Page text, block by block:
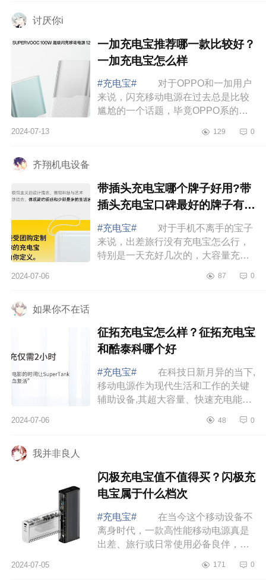
讨厌你i
一加充电宝推荐哪一款比较好？
一加充电宝怎么样
#充电宝#
对于OPPO和一加用户
来说，闪充移动电源在过去总是比较
尴尬的一个话题，毕竟OPPO系的闪
档，在33W以上的功率此前没有什么
2024-07-13 129 0
齐翔机电设备
带插头充电宝哪个牌子好用?带
插头充电宝口碑最好的牌子有哪
些
#充电宝#
对于手机不离手的宝子
来说，出差旅行没有充电宝怎么行，
特别是一天充好几次的，大容量充电
下带插头充电宝哪个牌子好用?带插头
2024-07-06 87 0
如果你不在话
征拓充电宝怎么样？征拓充电宝
和酷泰科哪个好
#充电宝#
在科技日新月异的当下,
移动电源作为现代生活和工作的关键
辅助设备,其超大容量、快速充电能力
为大家介绍下征拓充电宝怎么样？征
2024-07-06 48 0
我并非良人
闪极充电宝值不值得买？闪极充
电宝属于什么档次
#充电宝#
在当今这个移动设备不
离身时代，一款高性能移动电源真是
出差、旅行或日常使用必备良伴，下
值得买？闪极充电宝属于什么档
2024-07-05 171 0